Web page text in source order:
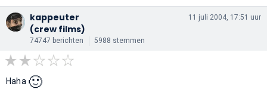
kappeuter
(crew films)
74747 berichten 5988 stemmen
11 juli 2004, 17:51 uur
Haha 🙂